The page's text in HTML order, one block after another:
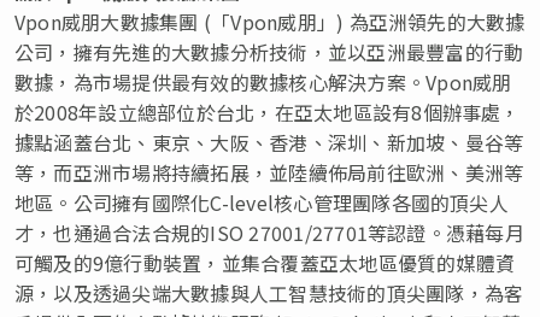
Vpon威朋大數據集團 (「Vpon威朋」) 為亞洲領先的大數據
公司，擁有先進的大數據分析技術，並以亞洲最豐富的行動
數據，為市場提供最有效的數據核心解決方案。Vpon威朋
於2008年設立總部位於台北，在亞太地區設有8個辦事處，
據點涵蓋台北、東京、大阪、香港、深圳、新加坡、曼谷等
等，而亞洲市場將持續拓展，並陸續佈局前往歐洲、美洲等
地區。公司擁有國際化C-level核心管理團隊各國的頂尖人
才，也通過合法合規的ISO 27001/27701等認證。憑藉每月
可觸及的9億行動裝置，並集合覆蓋亞太地區優質的媒體資
源，以及透過尖端大數據與人工智慧技術的頂尖團隊，為客